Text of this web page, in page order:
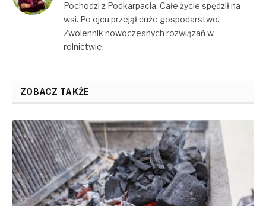
Pochodzi z Podkarpacia. Całe życie spędził na
wsi. Po ojcu przejął duże gospodarstwo.
Zwolennik nowoczesnych rozwiązań w
rolnictwie.
ZOBACZ TAKŻE